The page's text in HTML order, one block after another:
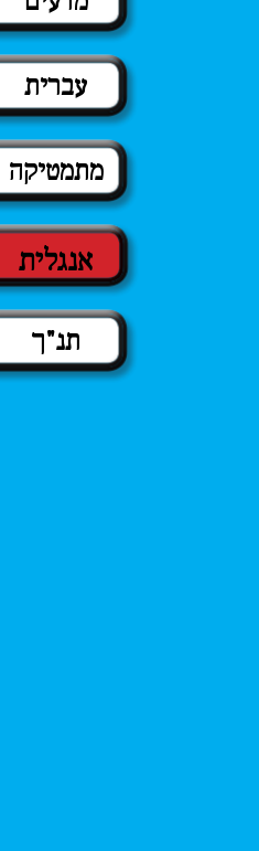
עברית
מתמטיקה
אנגלית
תנ"ך